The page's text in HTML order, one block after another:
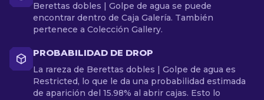
Berettas dobles | Golpe de agua se puede
encontrar dentro de Caja Galería. También
pertenece a Colección Gallery.
PROBABILIDAD DE DROP
La rareza de Berettas dobles | Golpe de agua es
Restricted, lo que le da una probabilidad estimada
de aparición del 15.98% al abrir cajas. Esto lo